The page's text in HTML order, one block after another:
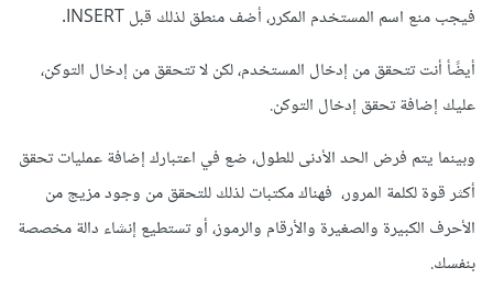
فيجب منع اسم المستخدم المكرر، أضف منطق لذلك قبل INSERT.
أيضًأ أنت تتحقق من إدخال المستخدم، لكن لا تتحقق من إدخال التوكن،
عليك إضافة تحقق إدخال التوكن.
وبينما يتم فرض الحد الأدنى للطول، ضع في اعتبارك إضافة عمليات تحقق
أكثر قوة لكلمة المرور، فهناك مكتبات لذلك للتحقق من وجود مزيج من
الأحرف الكبيرة والصغيرة والأرقام والرموز، أو تستطيع إنشاء دالة مخصصة
بنفسك.